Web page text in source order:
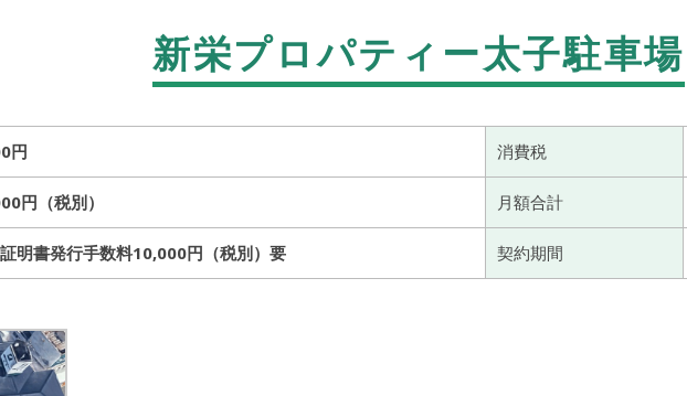
新栄プロパティー太子駐車場
円 消費税
円（税別） 月額合計
明書発行手数料10,000円（税別）要 契約期間